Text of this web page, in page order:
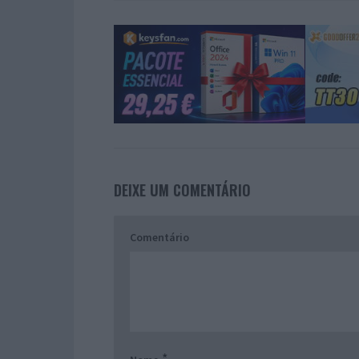
DEIXE UM COMENTÁRIO
Comentário